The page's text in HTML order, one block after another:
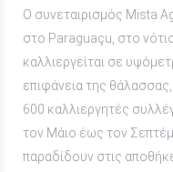
Ο συνεταιρισμός Mista
στο Paraguaçu, στο
καλλιεργείται σε
επιφάνεια της
600 καλλιεργητές
τον Μάιο έως τον
παραδίδουν στις